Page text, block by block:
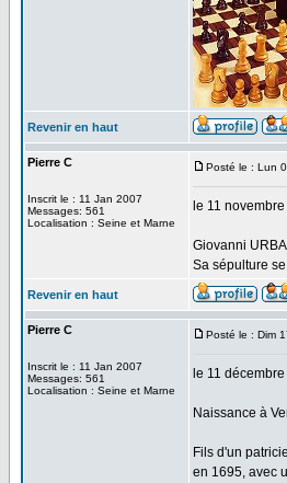
Revenir en haut
Pierre C
Inscrit le : 11 Jan 2007
Messages: 561
Localisation : Seine et Marne
Posté le : Lun
le 11
Giovanni
Sa sépulture
Revenir en haut
Pierre C
Inscrit le : 11 Jan 2007
Messages: 561
Localisation : Seine et Marne
Posté le : Dim
le 11
Naissance à
Fils d'un
en 1695, avec